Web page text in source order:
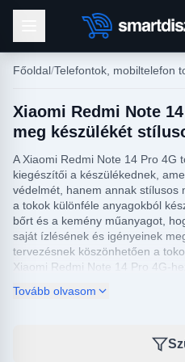
Főoldal Telefontok, mobiltelefon
Xiaomi Redmi Note
meg készülékét
A Xiaomi Redmi Note 14 Pro 4G
kiegészítői a készülékednek,
védelmét, hanem annak stílusos
a tokok különféle anyagokból
bőrt és a kemény műanyagot,
saját ízlésének és igényeinek
tervezésnek köszönhetően a
Xiaomi Redmi Note 14 Pro 4G-
Védje meg telefonját a
14 Pro 4G tok kínálatunk
elegáns, visszafogott dizájnt
Tovább olvasom